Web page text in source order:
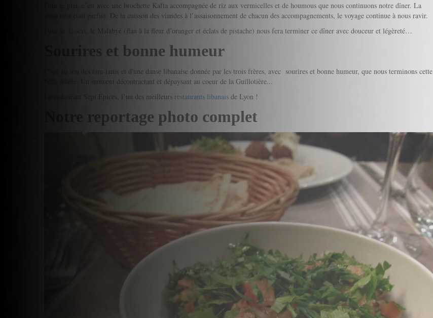
Pour le plat, c’est avec une brochette Kafta accompagnée de riz aux vermicelles et de houmous que nous continuons notre dîner. La
aussi tout était parfait. De la cuisson des viandes à l’assaisonnement de chacun des accompagnements, le voyage continue à nous ravir.
, le Malabyé (flan à la fleur d’oranger et éclats de pistache) nous fera terminer ce dîner avec douceur et légèreté…
Sourires et bonne humeur
C’est au son des tam-tams et d'une danse libanaise donnée par les trois frères, avec sourires et bonne humeur, que nous terminons cette
belle soirée. Un moment décontractant et dépaysant au coeur de la Guillotière...
Le restaurant Sept Épices, l’un des meilleurs restaurants libanais de Lyon !
Notre reportage photo complet